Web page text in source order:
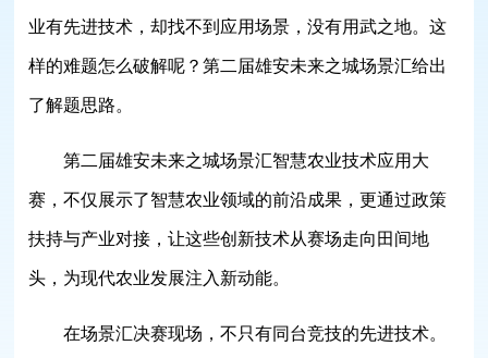
业有先进技术，却找不到应用场景，没有用武之地。这
样的难题怎么破解呢？第二届雄安未来之城场景汇给出
了解题思路。
第二届雄安未来之城场景汇智慧农业技术应用大
赛，不仅展示了智慧农业领域的前沿成果，更通过政策
扶持与产业对接，让这些创新技术从赛场走向田间地
头，为现代农业发展注入新动能。
在场景汇决赛现场，不只有同台竞技的先进技术。